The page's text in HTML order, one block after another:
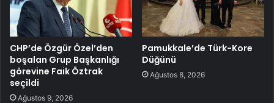
CHP’de Özgür Özel’den
boşalan Grup Başkanlığı
görevine Faik Öztrak
seçildi
Ağustos 9, 2026
Pamukkale’de Türk-Kore
Düğünü
Ağustos 8, 2026